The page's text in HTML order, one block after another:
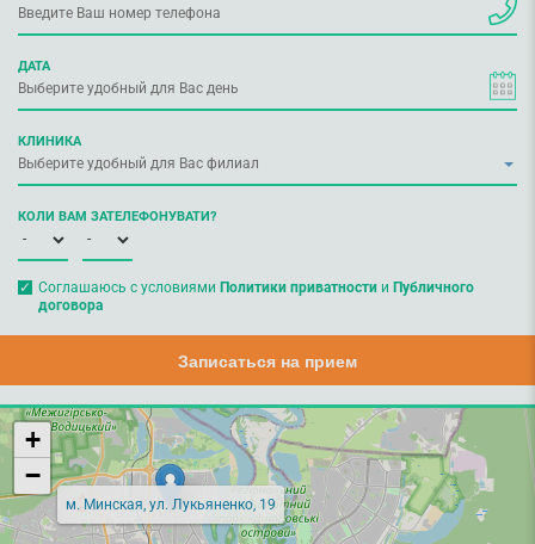
ДАТА
КЛИНИКА
КОЛИ ВАМ ЗАТЕЛЕФОНУВАТИ?
Соглашаюсь с условиями Политики приватностии Публичного
договора
Записаться на прием
м. Минская, ул. Лукьяненко, 19
+
−